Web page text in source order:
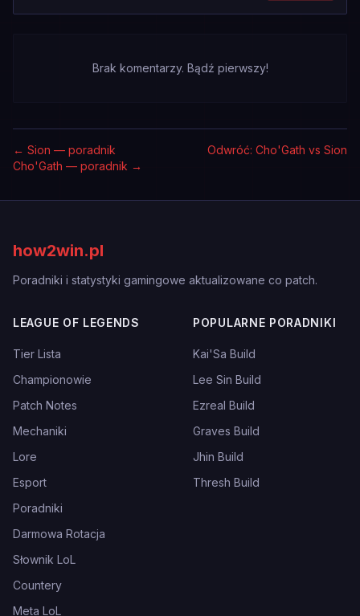
Brak komentarzy. Bądź pierwszy!
← Sion — poradnik
Odwróć: Cho'Gath vs Sion
Cho'Gath — poradnik →
how2win.pl
Poradniki i statystyki gamingowe aktualizowane co patch.
LEAGUE OF LEGENDS
Tier Lista
Championowie
Patch Notes
Mechaniki
Lore
Esport
Poradniki
Darmowa Rotacja
Słownik LoL
Countery
Meta LoL
POPULARNE PORADNIKI
Kai'Sa Build
Lee Sin Build
Ezreal Build
Graves Build
Jhin Build
Thresh Build